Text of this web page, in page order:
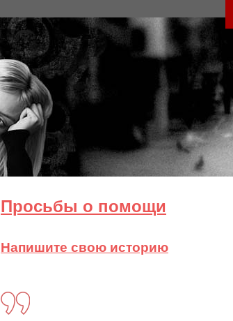
Просьбы о помощи
Напишите свою историю